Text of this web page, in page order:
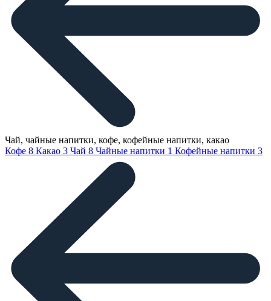
Чай, чайные напитки, кофе, кофейные напитки, какао
Кофе 8 Какао 3 Чай 8 Чайные напитки 1 Кофейные напитки 3